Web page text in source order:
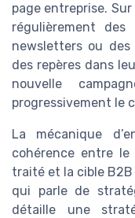
page entreprise.
régulièrement des
newsletters ou
des repères dans
nouvelle
progressivement le
La mécanique
cohérence entre
traité et la cible B2B
qui parle de
détaille une